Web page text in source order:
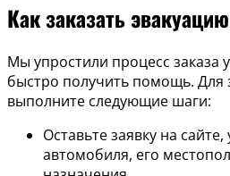
Как заказать
Мы упростили процесс заказа
быстро получить помощь. Для
выполните следующие шаги:
Оставьте заявку на
автомобиля, его